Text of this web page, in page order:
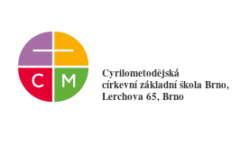
Cyrilometodějská
církevní základní škola Brno,
Lerchova 65, Brno